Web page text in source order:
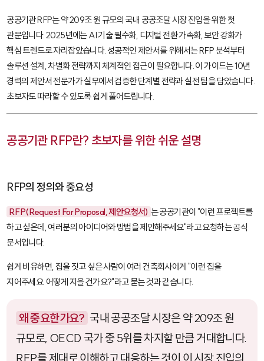
공공기관 RFP는 약 209조 원 규모의 국내 공공조달 시장 진입을 위한 첫
관문입니다. 2025년에는 AI 기술 필수화, 디지털 전환 가속화, 보안 강화가
핵심 트렌드로 자리잡았습니다. 성공적인 제안서를 위해서는 RFP 분석부터
솔루션 설계, 차별화 전략까지 체계적인 접근이 필요합니다. 이 가이드는 10년
경력의 제안서 전문가가 실무에서 검증한 단계별 전략과 실전 팁을 담았습니다.
초보자도 따라할 수 있도록 쉽게 풀어드립니다.
공공기관 RFP란? 초보자를 위한 쉬운 설명
RFP의 정의와 중요성
RFP(Request For Proposal, 제안요청서) 는 공공기관이 "이런 프로젝트를
하고 싶은데, 여러분의 아이디어와 방법을 제안해주세요"라고 요청하는 공식
문서입니다.
쉽게 비유하면, 집을 짓고 싶은 사람이 여러 건축회사에게 "이런 집을
지어주세요. 어떻게 지을 건가요?"라고 묻는 것과 같습니다.
왜 중요한가요? 국내 공공조달 시장은 약 209조 원
규모로, OECD 국가 중 5위를 차지할 만큼 거대합니다.
RFP를 제대로 이해하고 대응하는 것이 이 시장 진입의